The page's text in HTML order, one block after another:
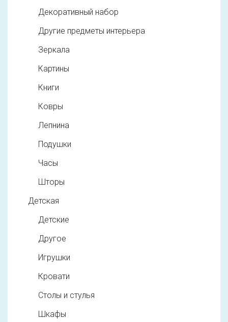
Декоративный набор
Другие предметы интерьера
Зеркала
Картины
Книги
Ковры
Лепнина
Подушки
Часы
Шторы
Детская
Детские
Другое
Игрушки
Кровати
Столы и стулья
Шкафы